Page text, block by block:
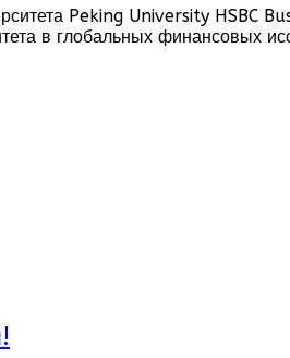
Peking University HSBC
в глобальных финансовых
оценки EFMD EPAS и